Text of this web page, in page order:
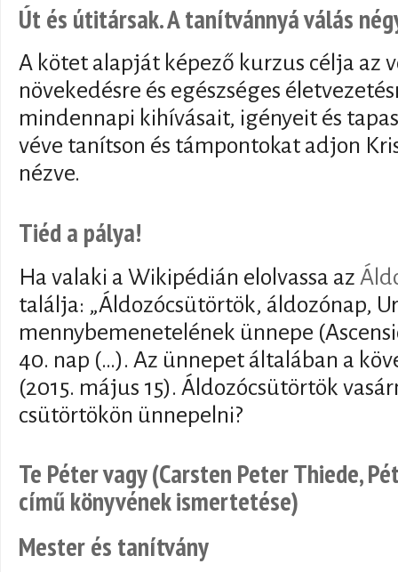
Út és útitársak. A tanítvánnyá válás
A kötet alapját képező kurzus célja az
növekedésre és egészséges
mindennapi kihívásait, igényeit és
véve tanítson és támpontokat adjon
nézve.
Tiéd a pálya!
Ha valaki a Wikipédián elolvassa az
találja: „Áldozócsütörtök, áldozónap,
mennybemenetelének ünnepe
40. nap (…). Az ünnepet általában a
(2015. május 15). Áldozócsütörtök
csütörtökön ünnepelni?
Te Péter vagy (Carsten Peter Thiede,
című könyvének ismertetése)
Mester és tanítvány